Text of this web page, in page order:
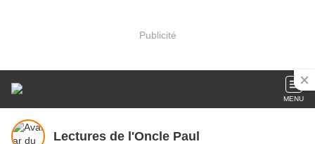
Publicité
MENU
Lectures de l'Oncle Paul